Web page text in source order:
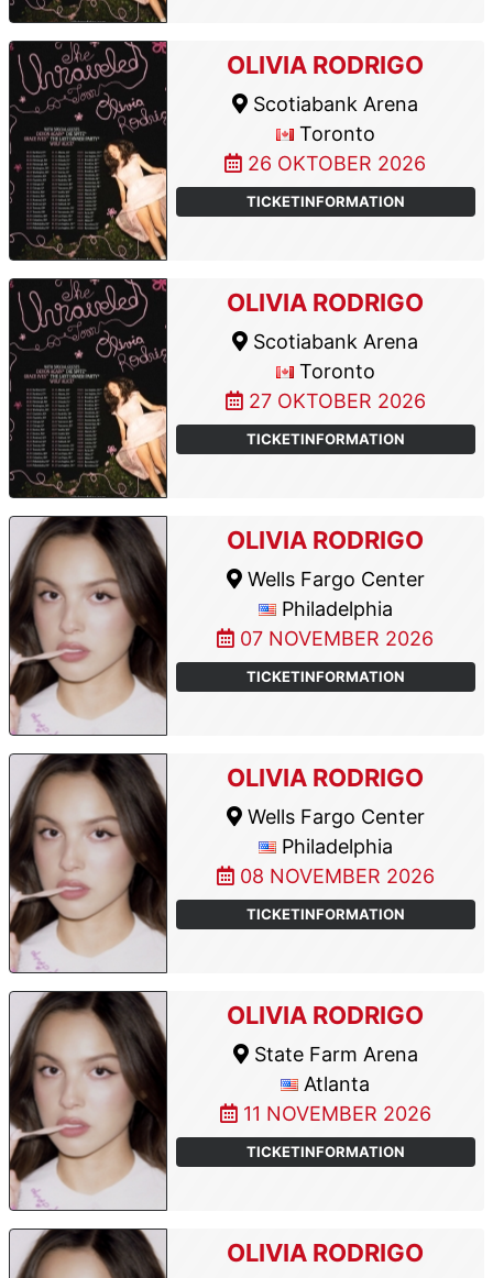
OLIVIA RODRIGO
Scotiabank Arena
Toronto
26 OKTOBER 2026
TICKETINFORMATION
OLIVIA RODRIGO
Scotiabank Arena
Toronto
27 OKTOBER 2026
TICKETINFORMATION
OLIVIA RODRIGO
Wells Fargo Center
Philadelphia
07 NOVEMBER 2026
TICKETINFORMATION
OLIVIA RODRIGO
Wells Fargo Center
Philadelphia
08 NOVEMBER 2026
TICKETINFORMATION
OLIVIA RODRIGO
State Farm Arena
Atlanta
11 NOVEMBER 2026
TICKETINFORMATION
OLIVIA RODRIGO